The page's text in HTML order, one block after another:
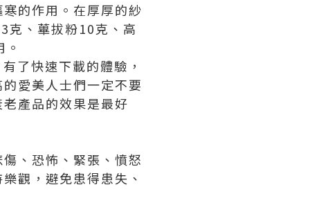
的作用。在厚厚的紗
克、蓽拔粉10克、高
了快速下載的體驗，
愛美人士們一定不要
產品的效果是最好
、恐怖、緊張、憤怒
觀，避免患得患失、